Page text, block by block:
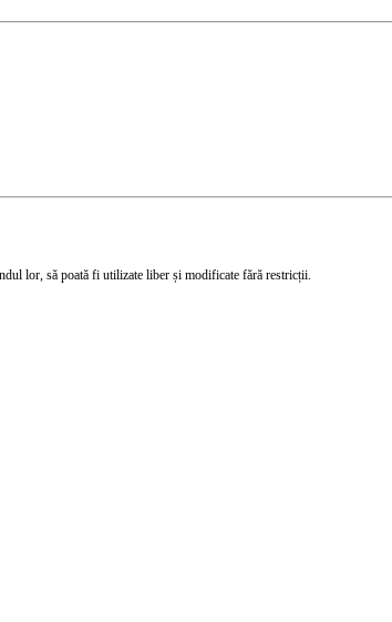
lor, să poată fi utilizate liber și modificate fără restricții.